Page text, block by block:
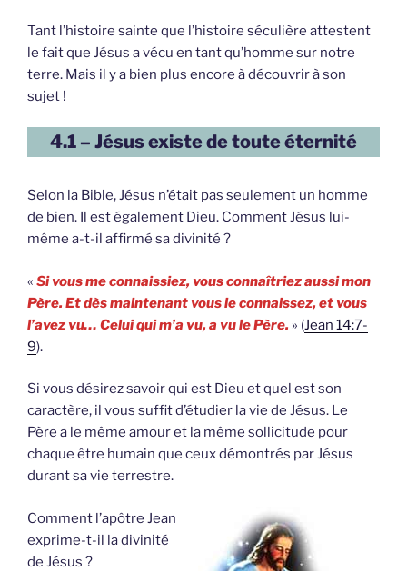
Tant l’histoire sainte que l’histoire séculière attestent
le fait que Jésus a vécu en tant qu’homme sur notre
terre. Mais il y a bien plus encore à découvrir à son
sujet !
4.1 – Jésus existe de toute éternité
Selon la Bible, Jésus n’était pas seulement un homme
de bien. Il est également Dieu. Comment Jésus lui-
même a-t-il affirmé sa divinité ?
« Si vous me connaissiez, vous connaîtriez aussi mon
Père. Et dès maintenant vous le connaissez, et vous
l’avez vu… Celui qui m’a vu, a vu le Père. » (Jean 14:7-
9).
Si vous désirez savoir qui est Dieu et quel est son
caractère, il vous suffit d’étudier la vie de Jésus. Le
Père a le même amour et la même sollicitude pour
chaque être humain que ceux démontrés par Jésus
durant sa vie terrestre.
Comment l’apôtre Jean
exprime-t-il la divinité
de Jésus ?